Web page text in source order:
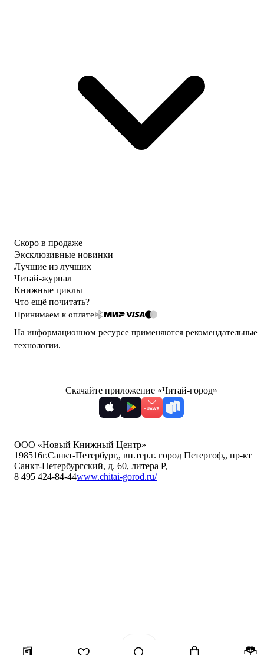
Скоро в продаже
Эксклюзивные новинки
Лучшие из лучших
Читай-журнал
Книжные циклы
Что ещё почитать?
Принимаем к оплате
На информационном ресурсе применяются рекомендательные
технологии.
Скачайте приложение «Читай-город»
ООО «Новый Книжный Центр»
198516г.Санкт-Петербург,, вн.тер.г. город Петергоф,, пр-кт
Санкт-Петербургский, д. 60, литера Р,
8 495 424-84-44www.chitai-gorod.ru/